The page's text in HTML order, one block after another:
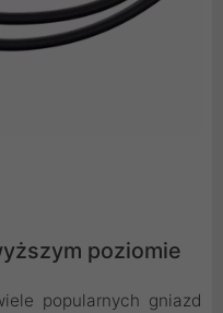
poziomie
popularnych gniazd